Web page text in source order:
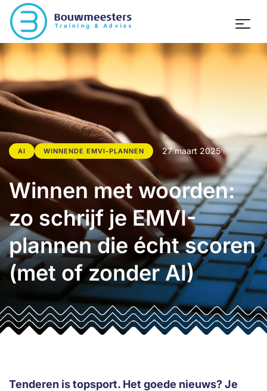
AI WINNENDE EMVI-PLANNEN 27 maart 2025
Winnen met woorden:
zo schrijf je EMVI-
plannen die écht scoren
(met of zonder AI)
Tenderen is topsport. Het goede nieuws? Je